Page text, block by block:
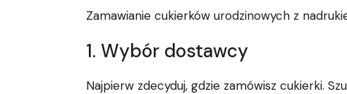
Zamawianie cukierków urodzinowych z
1. Wybór dostawcy
Najpierw zdecyduj, gdzie zamówisz cukierki.